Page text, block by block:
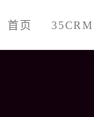
首页 35CRM